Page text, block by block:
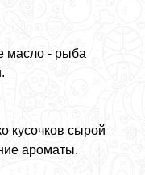
масло - рыба
кусочков сырой
ароматы.